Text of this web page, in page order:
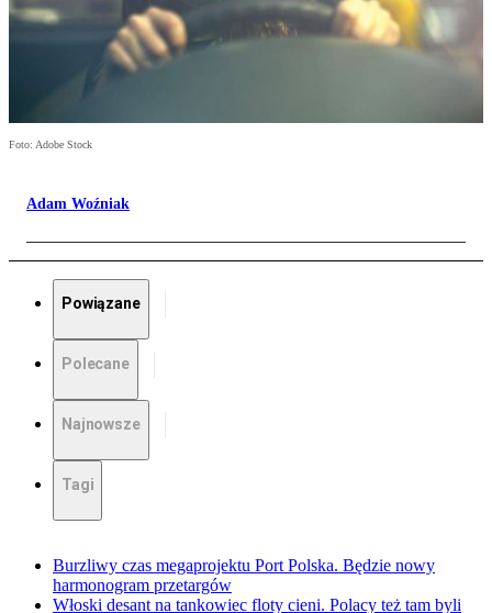
Foto: Adobe Stock
Adam Woźniak
Powiązane
Polecane
Najnowsze
Tagi
Burzliwy czas megaprojektu Port Polska. Będzie nowy
harmonogram przetargów
Włoski desant na tankowiec floty cieni. Polacy też tam byli